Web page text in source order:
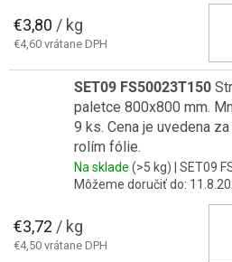
€3,80 / kg
€4,60 vrátane DPH
SET09 FS50023T150
paletce 800x800 mm.
9 ks. Cena je uvedena
rolím fólie.
Na sklade (>5 kg) | SET09
Môžeme doručiť do:
€3,72 / kg
€4,50 vrátane DPH